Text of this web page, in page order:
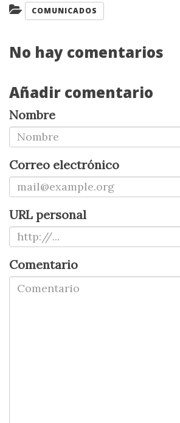
Categorías:
COMUNICADOS
No hay comentarios
Añadir comentario
Nombre
Correo electrónico
URL personal
Comentario